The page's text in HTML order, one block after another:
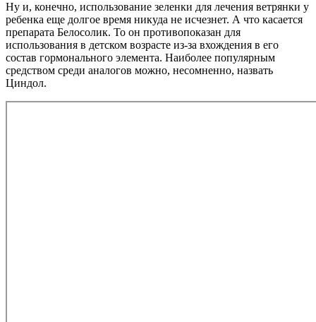
Ну и, конечно, использование зеленки для лечения ветрянки у
ребенка еще долгое время никуда не исчезнет. А что касается
препарата Белосолик. То он противопоказан для
использования в детском возрасте из-за вхождения в его
состав гормонального элемента. Наиболее популярным
средством среди аналогов можно, несомненно, назвать
Циндол.